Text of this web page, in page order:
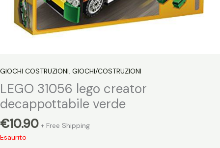
GIOCHI COSTRUZIONI, GIOCHI/COSTRUZIONI
LEGO 31056 lego creator
decappottabile verde
€10.90 + Free Shipping
Esaurito